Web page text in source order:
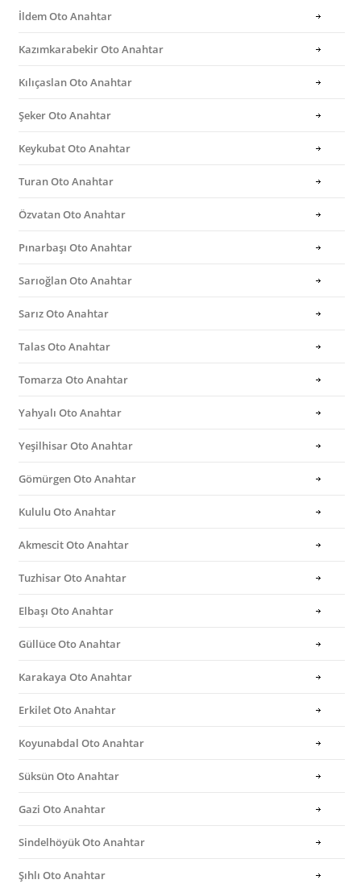
İldem Oto Anahtar
Kazımkarabekir Oto Anahtar
Kılıçaslan Oto Anahtar
Şeker Oto Anahtar
Keykubat Oto Anahtar
Turan Oto Anahtar
Özvatan Oto Anahtar
Pınarbaşı Oto Anahtar
Sarıoğlan Oto Anahtar
Sarız Oto Anahtar
Talas Oto Anahtar
Tomarza Oto Anahtar
Yahyalı Oto Anahtar
Yeşilhisar Oto Anahtar
Gömürgen Oto Anahtar
Kululu Oto Anahtar
Akmescit Oto Anahtar
Tuzhisar Oto Anahtar
Elbaşı Oto Anahtar
Güllüce Oto Anahtar
Karakaya Oto Anahtar
Erkilet Oto Anahtar
Koyunabdal Oto Anahtar
Süksün Oto Anahtar
Gazi Oto Anahtar
Sindelhöyük Oto Anahtar
Şıhlı Oto Anahtar